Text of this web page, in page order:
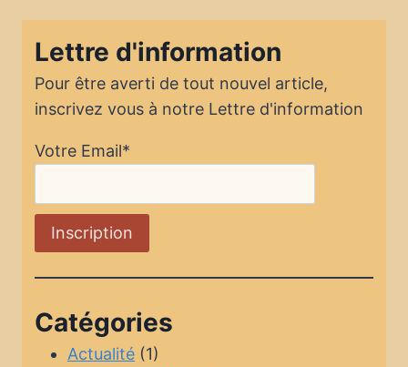
Lettre d'information
Pour être averti de tout nouvel article,
inscrivez vous à notre Lettre d'information
Votre Email*
Catégories
Actualité (1)